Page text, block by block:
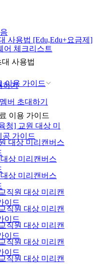
사용법 [Edu,Edu+요금제]
이용 가이드
어 체크리스트
사용법
하기
버 초대하기
이용 가이드
청] 교원 대상 미
공 가이드
대상 미리캔버스
상 미리캔버스
상 미리캔버스
직원 대상 미리캔
이드
직원 대상 미리캔
이드
직원 대상 미리캔
이드
직원 대상 미리캔
이드
직원 대상 미리캔